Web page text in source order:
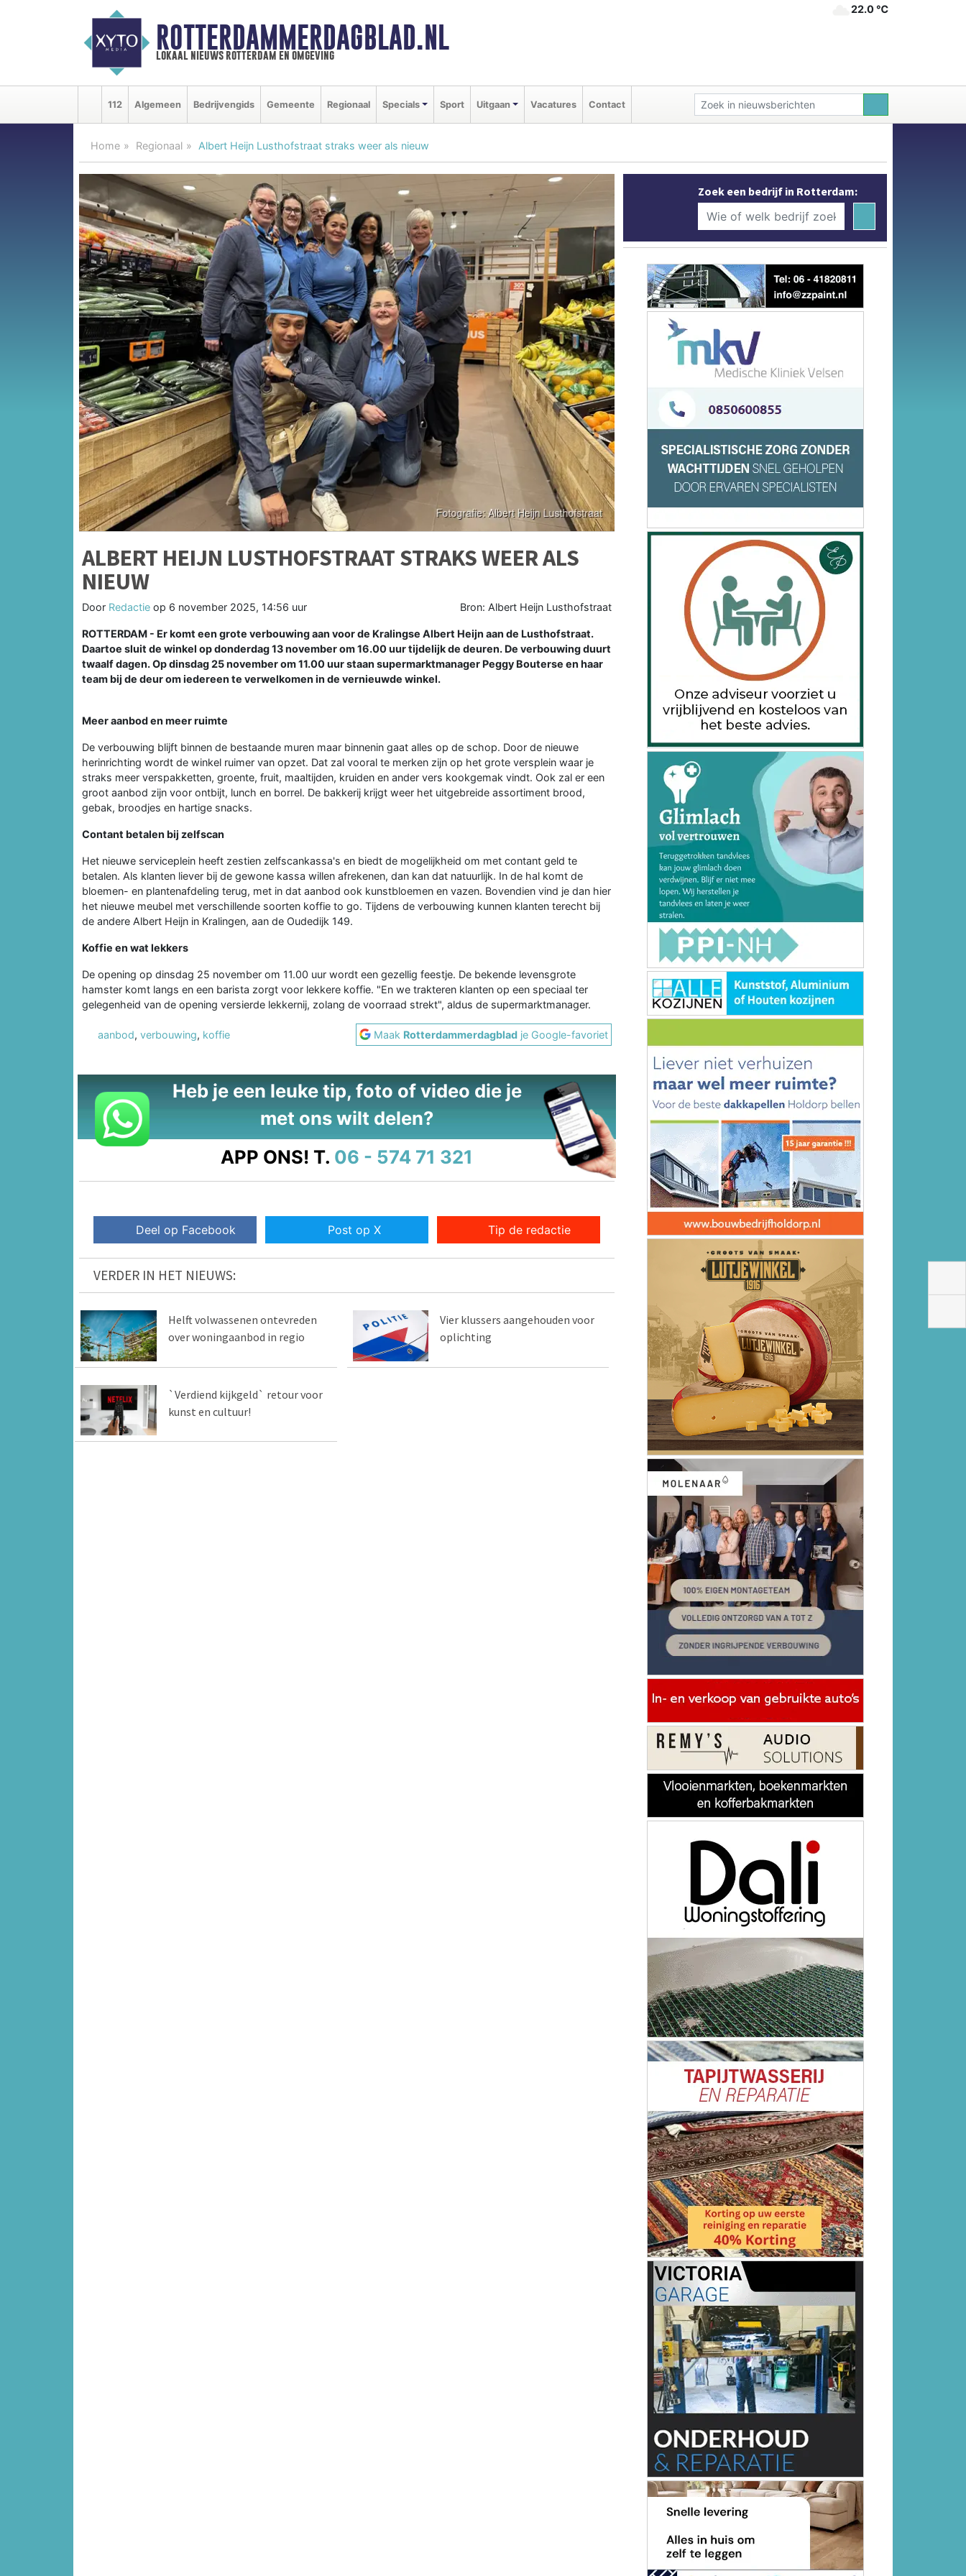
ROTTERDAMMERDAGBLAD.NL
lokaal nieuws rotterdam en omgeving
22.0 ℃
112 Algemeen Bedrijvengids Gemeente Regionaal Specials Sport Uitgaan Vacatures Contact
Home Regionaal Albert Heijn Lusthofstraat straks weer als nieuw
ALBERT HEIJN LUSTHOFSTRAAT STRAKS WEER ALS
NIEUW
Door Redactie op 6 november 2025, 14:56 uur Bron: Albert Heijn Lusthofstraat
ROTTERDAM - Er komt een grote verbouwing aan voor de Kralingse Albert Heijn aan de Lusthofstraat.
Daartoe sluit de winkel op donderdag 13 november om 16.00 uur tijdelijk de deuren. De verbouwing duurt
twaalf dagen. Op dinsdag 25 november om 11.00 uur staan supermarktmanager Peggy Bouterse en haar
team bij de deur om iedereen te verwelkomen in de vernieuwde winkel.
Meer aanbod en meer ruimte
De verbouwing blijft binnen de bestaande muren maar binnenin gaat alles op de schop. Door de nieuwe
herinrichting wordt de winkel ruimer van opzet. Dat zal vooral te merken zijn op het grote versplein waar je
straks meer verspakketten, groente, fruit, maaltijden, kruiden en ander vers kookgemak vindt. Ook zal er een
groot aanbod zijn voor ontbijt, lunch en borrel. De bakkerij krijgt weer het uitgebreide assortiment brood,
gebak, broodjes en hartige snacks.
Contant betalen bij zelfscan
Het nieuwe serviceplein heeft zestien zelfscankassa's en biedt de mogelijkheid om met contant geld te
betalen. Als klanten liever bij de gewone kassa willen afrekenen, dan kan dat natuurlijk. In de hal komt de
bloemen- en plantenafdeling terug, met in dat aanbod ook kunstbloemen en vazen. Bovendien vind je dan hier
het nieuwe meubel met verschillende soorten koffie to go. Tijdens de verbouwing kunnen klanten terecht bij
de andere Albert Heijn in Kralingen, aan de Oudedijk 149.
Koffie en wat lekkers
De opening op dinsdag 25 november om 11.00 uur wordt een gezellig feestje. De bekende levensgrote
hamster komt langs en een barista zorgt voor lekkere koffie. "En we trakteren klanten op een speciaal ter
gelegenheid van de opening versierde lekkernij, zolang de voorraad strekt", aldus de supermarktmanager.
aanbod, verbouwing, koffie Maak Rotterdammerdagblad je Google-favoriet
Heb je een leuke tip, foto of video die je
met ons wilt delen?
APP ONS! T. 06 - 574 71 321
Deel op Facebook Post op X Tip de redactie
VERDER IN HET NIEUWS:
Helft volwassenen ontevreden
over woningaanbod in regio
Vier klussers aangehouden voor
oplichting
`Verdiend kijkgeld` retour voor
kunst en cultuur!
Zoek een bedrijf in Rotterdam: